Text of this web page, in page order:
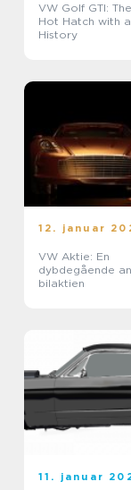
VW Golf GTI:
Hot Hatch with
History
12. januar
VW Aktie: En
dybdegående
bilaktien
11. januar